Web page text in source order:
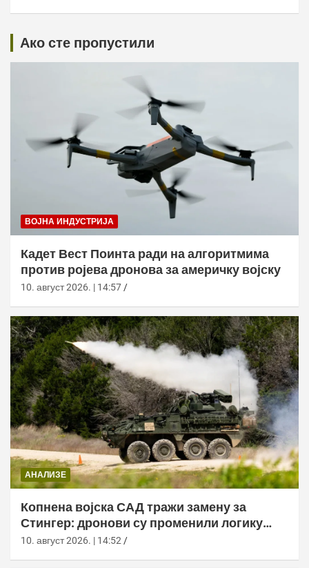
Ако сте пропустили
ВОЈНА ИНДУСТРИЈА
Кадет Вест Поинта ради на алгоритмима
против ројева дронова за америчку војску
10. август 2026. | 14:57
АНАЛИЗЕ
Копнена војска САД тражи замену за
Стингер: дронови су променили логику
ПВО
10. август 2026. | 14:52